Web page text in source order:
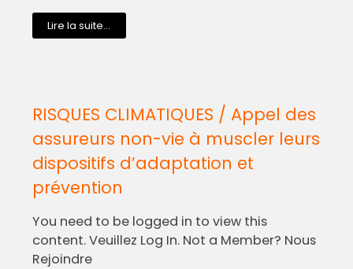
Lire la suite...
RISQUES CLIMATIQUES / Appel des
assureurs non-vie à muscler leurs
dispositifs d’adaptation et
prévention
You need to be logged in to view this
content. Veuillez Log In. Not a Member? Nous
Rejoindre